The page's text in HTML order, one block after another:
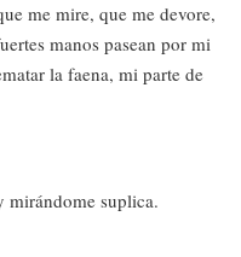
me mire, que me devore,
manos pasean por mi
la faena, mi parte de
mirándome suplica.